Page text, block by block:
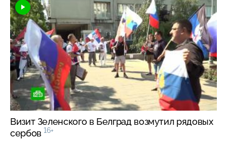
Визит Зеленского в Белград возмутил рядовых
сербов 16+